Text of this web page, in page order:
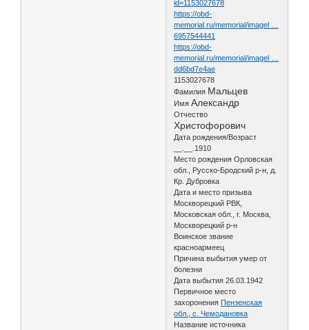
id=1153027678
https://obd-
memorial.ru/memorial/imagel …
6957544441
https://obd-
memorial.ru/memorial/imagel …
dd6bd7e4ae
1153027678
Фамилия Мальцев
ИмяАлександр
Отчество
Христофорович
Дата рождения/Возраст
__.__.1910
Место рождения Орловская
обл., Русско-Бродский р-н, д.
Кр. Дубровка
Дата и место призыва
Москворецкий РВК,
Московская обл., г. Москва,
Москворецкий р-н
Воинское звание
красноармеец
Причина выбытия умер от
болезни
Дата выбытия 26.03.1942
Первичное место
захороненияПензенская
обл., с. Чемодановка
Название источника